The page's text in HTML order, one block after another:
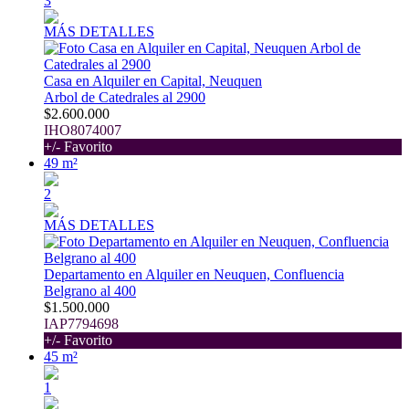
MÁS DETALLES
Casa en Alquiler en Capital, Neuquen
Arbol de Catedrales al 2900
$2.600.000
IHO8074007
+/- Favorito
49 m²
2
MÁS DETALLES
Departamento en Alquiler en Neuquen, Confluencia
Belgrano al 400
$1.500.000
IAP7794698
+/- Favorito
45 m²
1